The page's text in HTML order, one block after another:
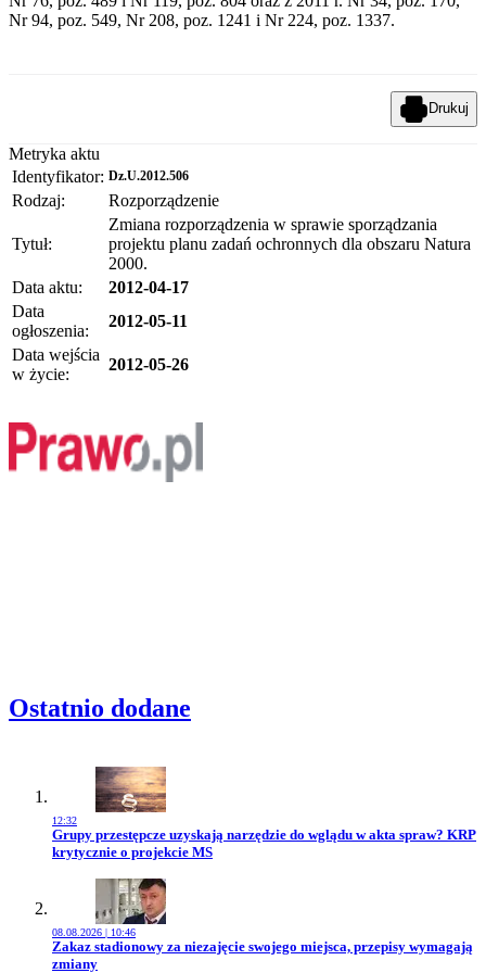
Nr 94, poz. 549, Nr 208, poz. 1241 i Nr 224, poz. 1337.
Drukuj
Metryka aktu
Identyfikator: Dz.U.2012.506
Rodzaj: Rozporządzenie
Tytuł:
Zmiana rozporządzenia w sprawie sporządzania
projektu planu zadań ochronnych dla obszaru Natura
2000.
Data aktu:
2012-04-17
Data
ogłoszenia:
2012-05-11
Data wejścia
w życie:
2012-05-26
Ostatnio dodane
12:32
Przejdź do artykułu:
Grupy przestępcze uzyskają narzędzie do wglądu w akta spraw? KRP
krytycznie o projekcie MS
08.08.2026 | 10:46
Przejdź do artykułu:
Zakaz stadionowy za niezajęcie swojego miejsca, przepisy wymagają
zmiany